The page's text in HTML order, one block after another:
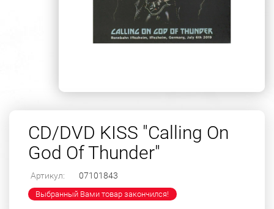
CD/DVD KISS "Calling On
God Of Thunder"
Артикул: 07101843
Выбранный Вами товар закончился!